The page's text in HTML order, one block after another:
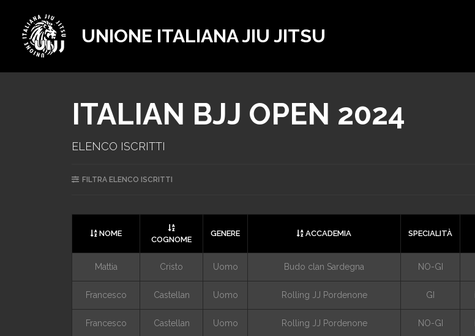
UNIONE ITALIANA JIU JITSU
ITALIAN BJJ OPEN 2024
ELENCO ISCRITTI
FILTRA ELENCO ISCRITTI
NOME
COGNOME
GENERE ACCADEMIA SPECIALITÀ
Mattia Cristo Uomo Budo clan Sardegna NO-GI
Francesco Castellan Uomo Rolling JJ Pordenone GI
Francesco Castellan Uomo Rolling JJ Pordenone NO-GI